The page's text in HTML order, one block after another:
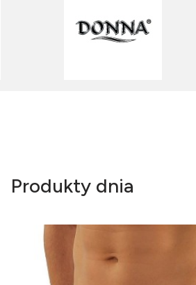
Produkty dnia